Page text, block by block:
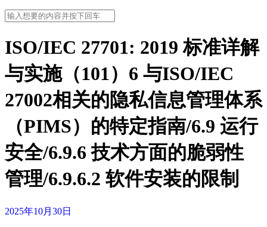
ISO/IEC 27701: 2019 标准详解
与实施（101）6 与ISO/IEC
27002相关的隐私信息管理体系
（PIMS）的特定指南/6.9 运行
安全/6.9.6 技术方面的脆弱性
管理/6.9.6.2 软件安装的限制
2025年10月30日